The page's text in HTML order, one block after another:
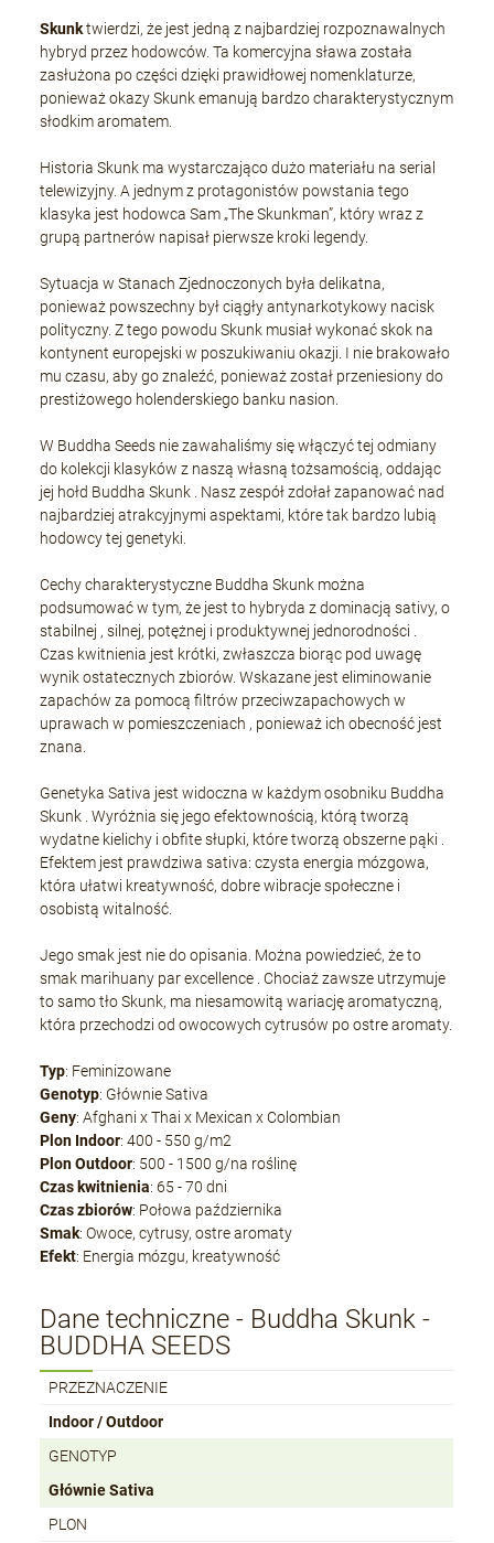
Skunktwierdzi, że jest jedną z najbardziej rozpoznawalnych
hybryd przez hodowców. Ta komercyjna sława została
zasłużona po części dzięki prawidłowej nomenklaturze,
ponieważ okazy Skunk emanują bardzo charakterystycznym
słodkim aromatem.
Historia Skunk ma wystarczająco dużo materiału na serial
telewizyjny. A jednym z protagonistów powstania tego
klasyka jest hodowca Sam „The Skunkman”, który wraz z
grupą partnerów napisał pierwsze kroki legendy.
Sytuacja w Stanach Zjednoczonych była delikatna,
ponieważ powszechny był ciągły antynarkotykowy nacisk
polityczny. Z tego powodu Skunk musiał wykonać skok na
kontynent europejski w poszukiwaniu okazji. I nie brakowało
mu czasu, aby go znaleźć, ponieważ został przeniesiony do
prestiżowego holenderskiego banku nasion.
W Buddha Seeds nie zawahaliśmy się włączyć tej odmiany
do kolekcji klasyków z naszą własną tożsamością, oddając
jej hołd Buddha Skunk . Nasz zespół zdołał zapanować nad
najbardziej atrakcyjnymi aspektami, które tak bardzo lubią
hodowcy tej genetyki.
Cechy charakterystyczne Buddha Skunk można
podsumować w tym, że jest to hybryda z dominacją sativy, o
stabilnej , silnej, potężnej i produktywnej jednorodności .
Czas kwitnienia jest krótki, zwłaszcza biorąc pod uwagę
wynik ostatecznych zbiorów. Wskazane jest eliminowanie
zapachów za pomocą filtrów przeciwzapachowych w
uprawach w pomieszczeniach , ponieważ ich obecność jest
znana.
Genetyka Sativa jest widoczna w każdym osobniku Buddha
Skunk . Wyróżnia się jego efektownością, którą tworzą
wydatne kielichy i obfite słupki, które tworzą obszerne pąki .
Efektem jest prawdziwa sativa: czysta energia mózgowa,
która ułatwi kreatywność, dobre wibracje społeczne i
osobistą witalność.
Jego smak jest nie do opisania. Można powiedzieć, że to
smak marihuany par excellence . Chociaż zawsze utrzymuje
to samo tło Skunk, ma niesamowitą wariację aromatyczną,
która przechodzi od owocowych cytrusów po ostre aromaty.
Typ: Feminizowane
Genotyp: Głównie Sativa
Geny: Afghani x Thai x Mexican x Colombian
Plon Indoor: 400 - 550 g/m2
Plon Outdoor: 500 - 1500 g/na roślinę
Czas kwitnienia: 65 - 70 dni
Czas zbiorów: Połowa października
Smak: Owoce, cytrusy, ostre aromaty
Efekt: Energia mózgu, kreatywność
Dane techniczne - Buddha Skunk -
BUDDHA SEEDS
PRZEZNACZENIE
Indoor / Outdoor
GENOTYP
Głównie Sativa
PLON